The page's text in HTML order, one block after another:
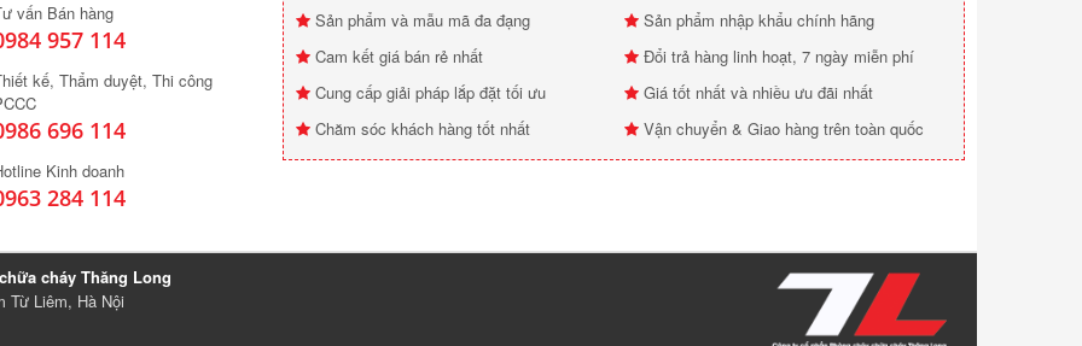
vấn Bán hàng
957 114
kế, Thẩm duyệt, Thi công
696 114
Kinh doanh
284 114
Sản phẩm và mẫu mã đa đạng
Sản phẩm nhập khẩu chính hãng
Cam kết giá bán rẻ nhất
Đổi trả hàng linh hoạt, 7 ngày miễn phí
Cung cấp giải pháp lắp đặt tối ưu
Giá tốt nhất và nhiều ưu đãi nhất
Chăm sóc khách hàng tốt nhất
Vận chuyển & Giao hàng trên toàn quốc
cháy Thăng Long
Từ Liêm, Hà Nội